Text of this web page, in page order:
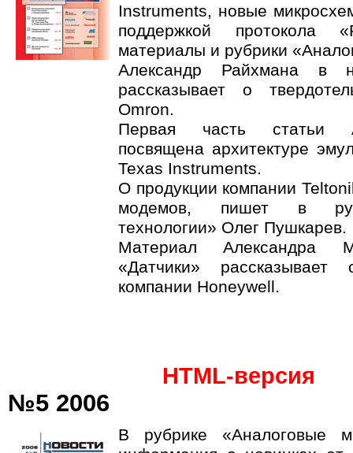
Instruments, новые
поддержкой протокола
материалы и рубрики
Александр Райхмана в
рассказывает о
Omron.
Первая часть статьи
посвящена архитектуре
Texas Instruments.
О продукции компании
модемов, пишет в
технологии» Олег Пушкарев.
Материал Александра
«Датчики»
компании Honeywell.
HTML-версия
№5 2006
В рубрике «Аналоговые